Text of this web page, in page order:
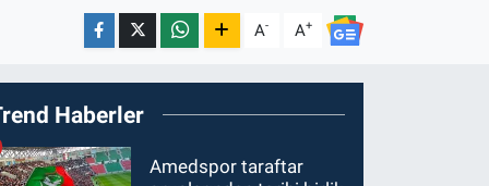
A- A+
Haberler
Amedspor taraftar